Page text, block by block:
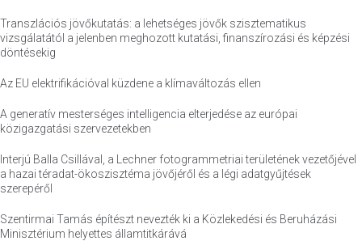
Transzlációs jövőkutatás: a lehetséges jövők szisztematikus
vizsgálatától a jelenben meghozott kutatási, finanszírozási és képzési
döntésekig
Az EU elektrifikációval küzdene a klímaváltozás ellen
A generatív mesterséges intelligencia elterjedése az európai
közigazgatási szervezetekben
Interjú Balla Csillával, a Lechner fotogrammetriai területének vezetőjével
a hazai téradat-ökoszisztéma jövőjéről és a légi adatgyűjtések
szerepéről
Szentirmai Tamás építészt nevezték ki a Közlekedési és Beruházási
Minisztérium helyettes államtitkárává